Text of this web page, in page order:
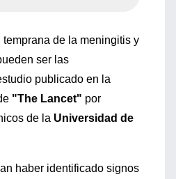
temprana de la meningitis y
ser las
publicado en la
"The Lancet" por
de la Universidad de
haber identificado signos